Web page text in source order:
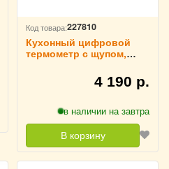
Код товара:227810
Кухонный цифровой
термометр с щупом,
4 190 р.
в наличии на завтра
В корзину